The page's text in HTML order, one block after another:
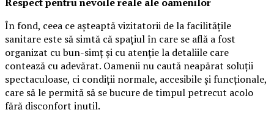
În fond, ceea ce așteaptă vizitatorii de la facilitățile
sanitare este să simtă că spațiul în care se află a fost
organizat cu bun-simț și cu atenție la detaliile care
contează cu adevărat. Oamenii nu caută neapărat soluții
spectaculoase, ci condiții normale, accesibile și funcționale,
care să le permită să se bucure de timpul petrecut acolo
fără disconfort inutil.